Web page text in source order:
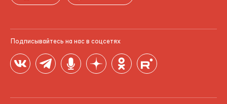
Подписывайтесь на нас в соцсетях